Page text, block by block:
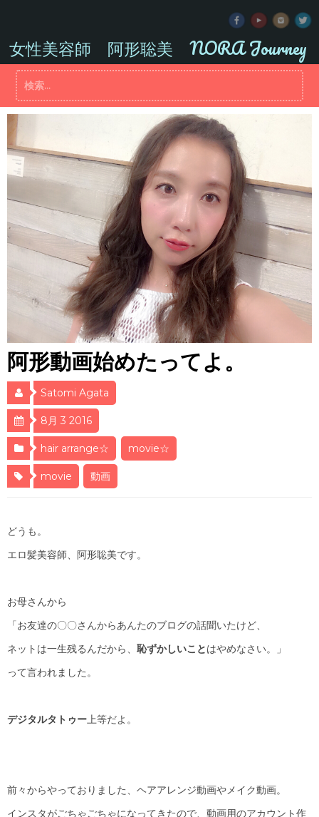
ツ
キ
女性美容師 阿形聡美 NORA Journey
阿形動画始めたってよ。
Satomi Agata
8月 3 2016
hair arrange☆ movie☆
movie 動画
どうも。
エロ髪美容師、阿形聡美です。
お母さんから
「お友達の〇〇さんからあんたのブログの話聞いたけど、
ネットは一生残るんだから、 恥ずかしいことはやめなさい。」
って言われました。
デジタルタトゥー上等だよ。
前々からやっておりました、ヘアアレンジ動画やメイク動画。
インスタがごちゃごちゃになってきたので、動画用のアカウント作